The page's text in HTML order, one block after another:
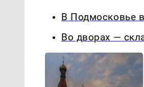
В Подмосковье
Во дворах —